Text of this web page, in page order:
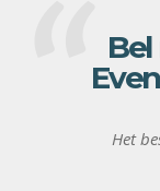
Bel
Het